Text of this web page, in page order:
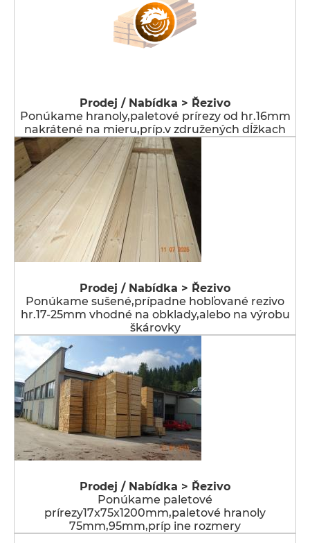
Prodej / Nabídka > Řezivo
Ponúkame hranoly,paletové prírezy od hr.16mm
nakrátené na mieru,príp.v združených dĺžkach
Prodej / Nabídka > Řezivo
Ponúkame sušené,prípadne hobľované rezivo
hr.17-25mm vhodné na obklady,alebo na výrobu
škárovky
Prodej / Nabídka > Řezivo
Ponúkame paletové
prírezy17x75x1200mm,paletové hranoly
75mm,95mm,príp ine rozmery